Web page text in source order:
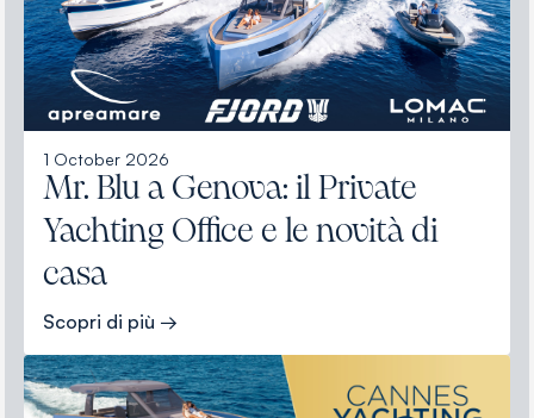
1 October 2026
Mr. Blu a Genova: il Private
Yachting Office e le novità di
casa
Scopri di più →